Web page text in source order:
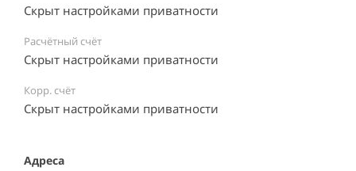
Скрыт настройками приватности
Расчётный счёт
Скрыт настройками приватности
Корр. счёт
Скрыт настройками приватности
Адреса